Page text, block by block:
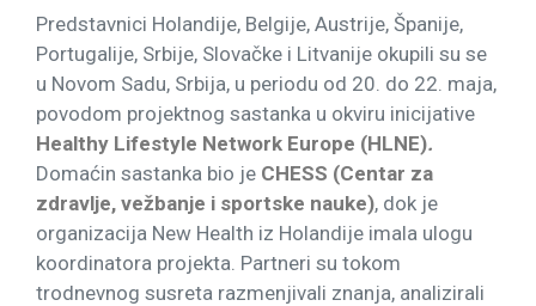
Predstavnici Holandije, Belgije, Austrije, Španije,
Portugalije, Srbije, Slovačke i Litvanije okupili su se
u Novom Sadu, Srbija, u periodu od 20. do 22. maja,
povodom projektnog sastanka u okviru inicijative
Healthy Lifestyle Network Europe (HLNE).
Domaćin sastanka bio je CHESS (Centar za
zdravlje, vežbanje i sportske nauke), dok je
organizacija New Health iz Holandije imala ulogu
koordinatora projekta. Partneri su tokom
trodnevnog susreta razmenjivali znanja, analizirali